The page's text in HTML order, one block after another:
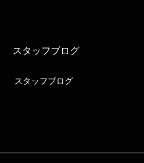
スタッフブログ
スタッフブログ